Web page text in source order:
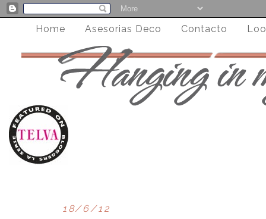
Home Asesorias Deco Contacto
18/6/12